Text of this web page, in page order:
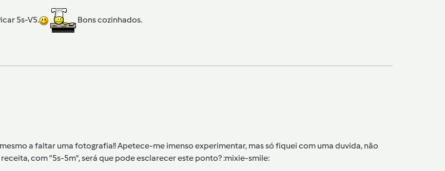
5s-V5. Bons cozinhados.
a faltar uma fotografia!! Apetece-me imenso experimentar, mas só fiquei com uma duvida, não
com "5s-5m", será que pode esclarecer este ponto? :mixie-smile: